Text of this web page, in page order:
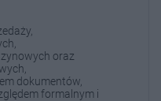
oraz
dokumentów,
formalnym i